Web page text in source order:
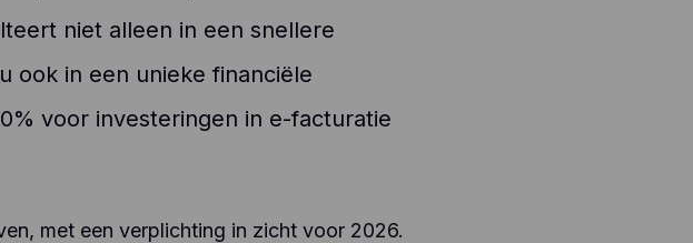
niet alleen in een snellere
ook in een unieke financiële
voor investeringen in e-facturatie
met een verplichting in zicht voor 2026.